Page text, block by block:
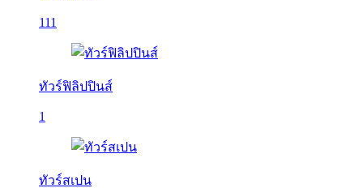
111
ทัวร์ฟิลิปปินส์
1
ทัวร์สเปน